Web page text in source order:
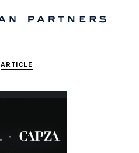
ARTICLE